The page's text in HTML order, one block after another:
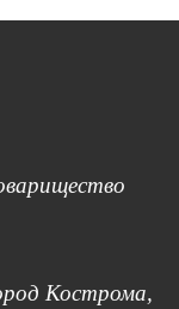
Кострома,